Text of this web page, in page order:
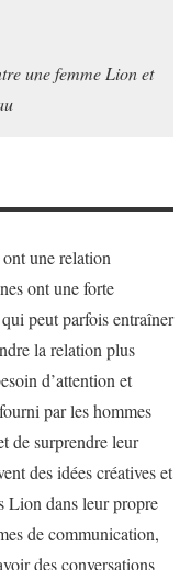
une femme Lion et
une relation
ont une forte
peut parfois entraîner
la relation plus
d’attention et
par les hommes
de surprendre leur
des idées créatives et
Lion dans leur propre
de communication,
des conversations